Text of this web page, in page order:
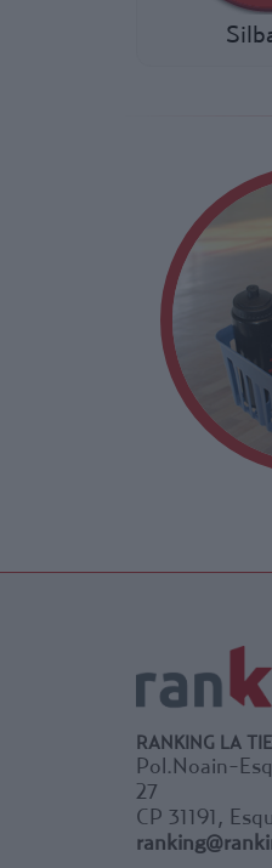
RANKING LA
Pol.Noain-
27
CP 31191,